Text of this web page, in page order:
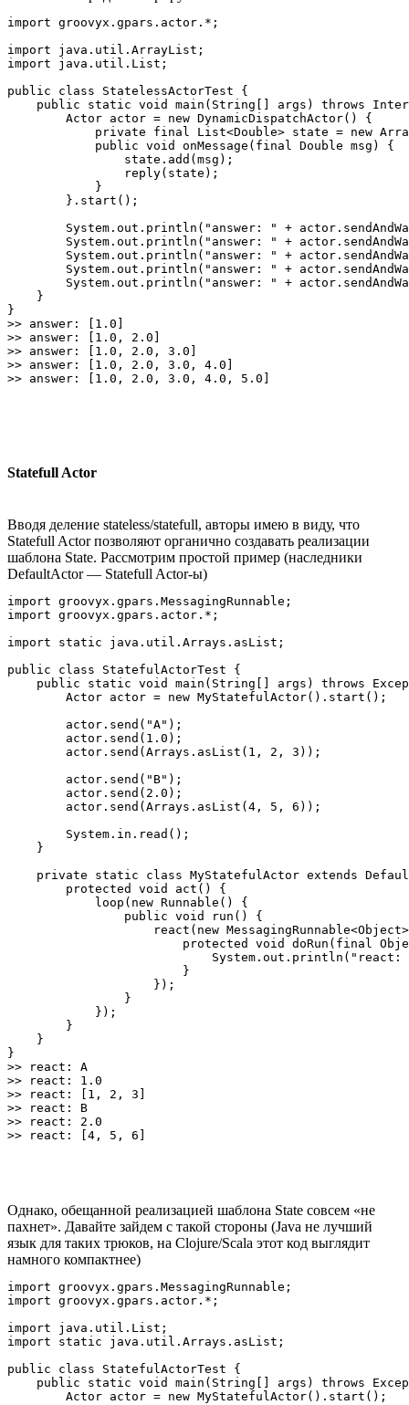
import groovyx.gpars.actor.*;
import java.util.ArrayList;
import java.util.List;
public class StatelessActorTest {
public static void main(String[] args) throws
        Actor actor = new DynamicDispatchActor() {
private final List<Double> state = new
            public void onMessage(final Double msg) {
                state.add(msg);
                reply(state);
            }
        }.start();
System.out.println("answer: " +
System.out.println("answer: " +
System.out.println("answer: " +
System.out.println("answer: " +
System.out.println("answer: " +
    }
}
>> answer: [1.0]
>> answer: [1.0, 2.0]
>> answer: [1.0, 2.0, 3.0]
>> answer: [1.0, 2.0, 3.0, 4.0]
Statefull Actor
Вводя деление stateless/statefull, авторы имею в виду, что
Statefull Actor позволяют органично создавать реализации
шаблона State. Рассмотрим простой пример (наследники
DefaultActor — Statefull Actor-ы)
import groovyx.gpars.MessagingRunnable;
import groovyx.gpars.actor.*;
import static java.util.Arrays.asList;
public class StatefulActorTest {
public static void main(String[] args) throws
        Actor actor = new MyStatefulActor().start();
        actor.send("A");
        actor.send(1.0);
        actor.send(Arrays.asList(1, 2, 3));
        actor.send("B");
        actor.send(2.0);
        actor.send(Arrays.asList(4, 5, 6));
        System.in.read();
    }
private static class MyStatefulActor extends
        protected void act() {
            loop(new Runnable() {
                public void run() {
react(new
protected void doRun(final
System.out.println("react:
                        }
                    });
                }
            });
        }
    }
}
>> react: A
>> react: 1.0
>> react: [1, 2, 3]
>> react: B
>> react: 2.0
Однако, обещанной реализацией шаблона State совсем «не
пахнет». Давайте зайдем с такой стороны (Java не лучший
язык для таких трюков, на Clojure/Scala этот код выглядит
намного компактнее)
import groovyx.gpars.MessagingRunnable;
import groovyx.gpars.actor.*;
import java.util.List;
import static java.util.Arrays.asList;
public class StatefulActorTest {
public static void main(String[] args) throws
        Actor actor = new MyStatefulActor().start();